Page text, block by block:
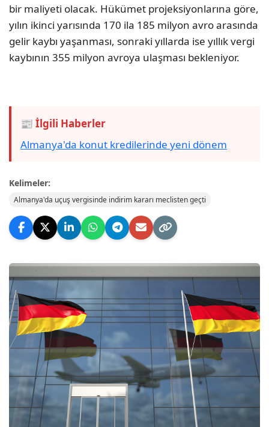
bir maliyeti olacak. Hükümet projeksiyonlarına göre,
yılın ikinci yarısında 170 ila 185 milyon avro arasında
gelir kaybı yaşanması, sonraki yıllarda ise yıllık vergi
kaybının 355 milyon avroya ulaşması bekleniyor.
📰 İlgili Haberler
Almanya'da konut kredilerinde yeni dönem
Kelimeler:
Almanya'da uçuş vergisinde indirim kararı meclisten geçti